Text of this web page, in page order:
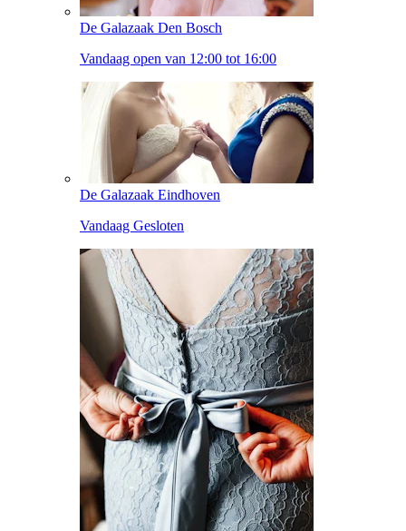
De Galazaak Den Bosch
Vandaag open van 12:00 tot 16:00
De Galazaak Eindhoven
Vandaag Gesloten